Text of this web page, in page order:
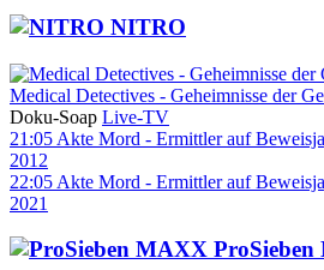
NITRO
Medical Detectives - Geheimnisse der
Doku-Soap Live-TV
21:05 Akte Mord - Ermittler auf
2012
22:05 Akte Mord - Ermittler auf
2021